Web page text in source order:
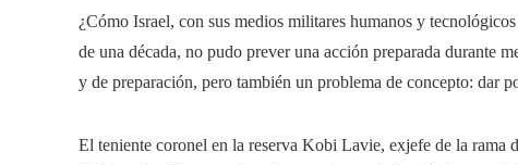
¿Cómo Israel, con sus medios militares humanos y
de una década, no pudo prever una acción preparada durante
y de preparación, pero también un problema de concepto: dar
El teniente coronel en la reserva Kobi Lavie, exjefe de la rama